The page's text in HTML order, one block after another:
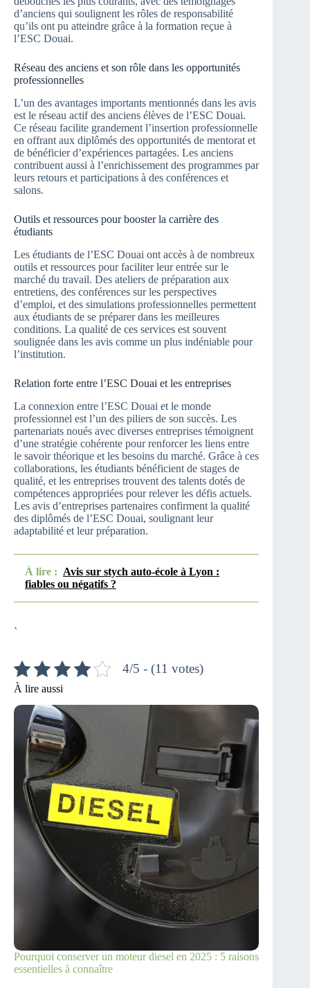
d’anciens qui soulignent les rôles de responsabilité
qu’ils ont pu atteindre grâce à la formation reçue à
l’ESC Douai.
Réseau des anciens et son rôle dans les opportunités
professionnelles
L’un des avantages importants mentionnés dans les avis
est le réseau actif des anciens élèves de l’ESC Douai.
Ce réseau facilite grandement l’insertion professionnelle
en offrant aux diplômés des opportunités de mentorat et
de bénéficier d’expériences partagées. Les anciens
contribuent aussi à l’enrichissement des programmes par
leurs retours et participations à des conférences et
salons.
Outils et ressources pour booster la carrière des
étudiants
Les étudiants de l’ESC Douai ont accès à de nombreux
outils et ressources pour faciliter leur entrée sur le
marché du travail. Des ateliers de préparation aux
entretiens, des conférences sur les perspectives
d’emploi, et des simulations professionnelles permettent
aux étudiants de se préparer dans les meilleures
conditions. La qualité de ces services est souvent
soulignée dans les avis comme un plus indéniable pour
l’institution.
Relation forte entre l’ESC Douai et les entreprises
La connexion entre l’ESC Douai et le monde
professionnel est l’un des piliers de son succès. Les
partenariats noués avec diverses entreprises témoignent
d’une stratégie cohérente pour renforcer les liens entre
le savoir théorique et les besoins du marché. Grâce à ces
collaborations, les étudiants bénéficient de stages de
qualité, et les entreprises trouvent des talents dotés de
compétences appropriées pour relever les défis actuels.
Les avis d’entreprises partenaires confirment la qualité
des diplômés de l’ESC Douai, soulignant leur
adaptabilité et leur préparation.
À lire : Avis sur stych auto-école à Lyon :
fiables ou négatifs ?
`
4/5 - (11 votes)
À lire aussi
Pourquoi conserver un moteur diesel en 2025 : 5 raisons
essentielles à connaître